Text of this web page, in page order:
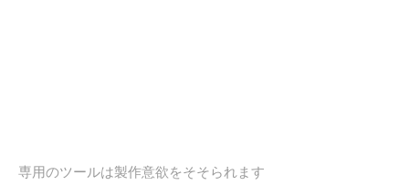
専用のツールは製作意欲をそそられます